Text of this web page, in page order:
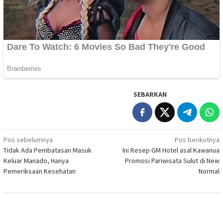
SEBARKAN
Navigasi
pos
Pos sebelumnya
Tidak Ada Pembatasan Masuk
Keluar Manado, Hanya
Pemeriksaan Kesehatan
Pos berikutnya
Ini Resep GM Hotel asal Kawanua
Promosi Pariwisata Sulut di New
Normal